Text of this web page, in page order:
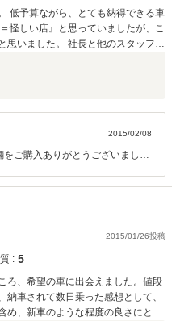
低予算ながら、とても納得できる車
怪しい店』と思っていましたが、こ
思いました。 社長と他のスタッフの
、時々カーセンサーでこちらのお店
います♪♪
2015/02/08
ご購入ありがとうございまし
おりますので、なぜ安い？怪し
お持ちになってご来店されます
） 中古車ですので安いからい
お客様の予算、条件に合わせて
ておりますので今回はヒロミナ
で見つかってよかったです。 こ
販売できるよう地道に努力して
らご連絡ください。 車検、整
い。 好評価いただきありがとう
2015/01/26投稿
: 5
ろ、希望の車に出会えました。値段
車されて数日乗った感想として、
め、新車のような程度の良さにとて